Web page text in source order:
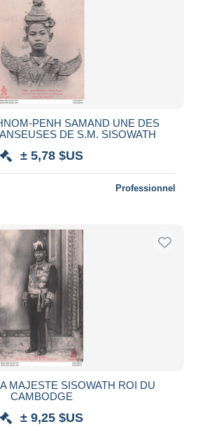
PENH SAMAND UNE DES
DE S.M. SISOWATH
± 5,78 $US
Professionnel
MAJESTE SISOWATH ROI DU
CAMBODGE
± 9,25 $US